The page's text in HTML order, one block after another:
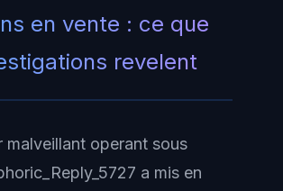
en vente : ce que
revelent
malveillant operant sous
a mis en